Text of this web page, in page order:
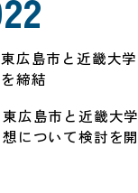
東広島市と近畿大
を締結
東広島市と近畿大
想について検討を